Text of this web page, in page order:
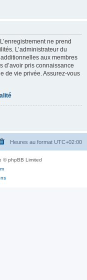
ne prend
L’administrateur du
aux membres
d’avoir pris connaissance
de vie privée. Assurez-vous
Heures au format UTC+02:00
© phpBB Limited